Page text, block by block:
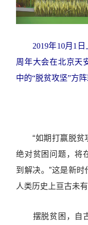
2019年10月1日
周年大会在北京天
中的“脱贫攻坚”方
“如期打赢脱贫
绝对贫困问题，将
到解决。”这是新
人类历史上亘古未
摆脱贫困，自古